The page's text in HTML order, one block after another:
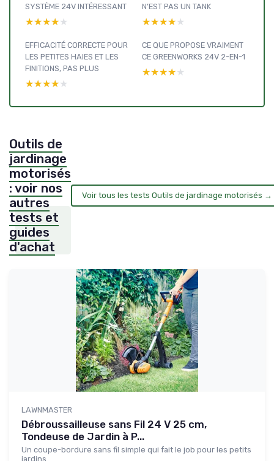
SYSTÈME 24V INTÉRESSANT
★★★★★
★★★★★
N’EST PAS UN TANK
★★★★★
★★★★★
EFFICACITÉ CORRECTE POUR
LES PETITES HAIES ET LES
FINITIONS, PAS PLUS
★★★★★
★★★★★
CE QUE PROPOSE VRAIMENT
CE GREENWORKS 24V 2-EN-1
★★★★★
★★★★★
Outils de
jardinage
motorisés
: voir nos
autres
tests et
guides
d'achat
Voir tous les tests Outils de jardinage motorisés →
LAWNMASTER
Débroussailleuse sans Fil 24 V 25 cm,
Tondeuse de Jardin à P...
Un coupe-bordure sans fil simple qui fait le job pour les petits
jardins